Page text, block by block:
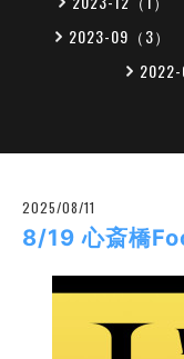
2023-09（3）
2022-
2025/08/11
8/19 心斎橋